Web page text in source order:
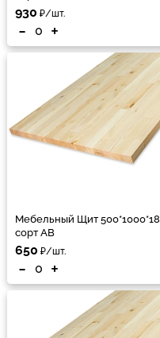
930 ₽/шт.
- +
Мебельный Щит 500*1000*18
сорт АВ
650 ₽/шт.
- +